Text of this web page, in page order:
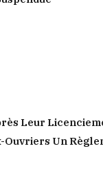
Leur
Ouvriers Un